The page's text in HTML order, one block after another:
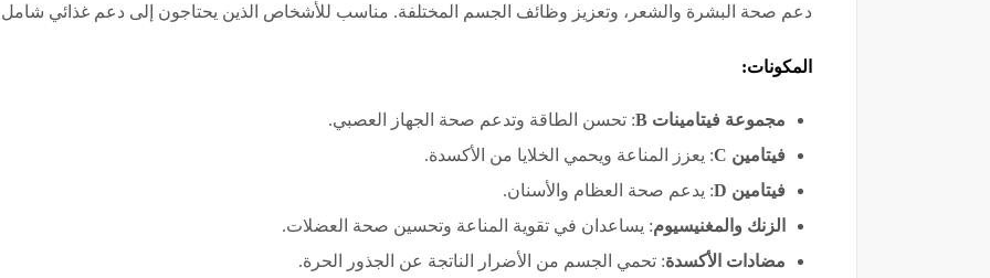
دعم صحة البشرة والشعر، وتعزيز وظائف الجسم المختلفة. مناسب للأشخاص الذين يحتاجون إلى دعم غذائي
المكونات:
مجموعة فيتامينات B
: تحسن الطاقة وتدعم صحة الجهاز العصبي.
فيتامين C
: يعزز المناعة ويحمي الخلايا من الأكسدة.
فيتامين D
: يدعم صحة العظام والأسنان.
الزنك والمغنيسيوم: يساعدان في تقوية المناعة وتحسين صحة العضلات.
مضادات الأكسدة: تحمي الجسم من الأضرار الناتجة عن الجذور الحرة.